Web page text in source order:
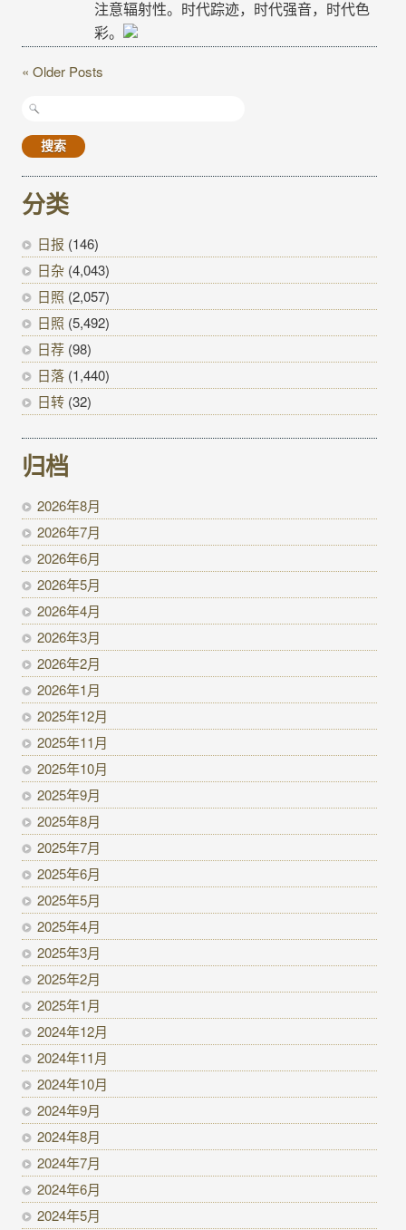
注意辐射性。时代踪迹，时代强音，时代色
彩。
« Older Posts
搜
分类
日报 (146)
日杂 (4,043)
日照 (2,057)
日照 (5,492)
日荐 (98)
日落 (1,440)
日转 (32)
归档
2026年8月
2026年7月
2026年6月
2026年5月
2026年4月
2026年3月
2026年2月
2026年1月
2025年12月
2025年11月
2025年10月
2025年9月
2025年8月
2025年7月
2025年6月
2025年5月
2025年4月
2025年3月
2025年2月
2025年1月
2024年12月
2024年11月
2024年10月
2024年9月
2024年8月
2024年7月
2024年6月
2024年5月